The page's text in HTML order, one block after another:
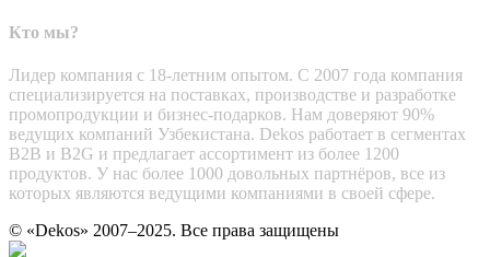
Кто мы?
Лидер компания с 18-летним опытом. С 2007 года компания
специализируется на поставках, производстве и разработке
промопродукции и бизнес-подарков. Нам доверяют 90%
ведущих компаний Узбекистана. Dekos работает в сегментах
B2B и B2G и предлагает ассортимент из более 1200
продуктов. У нас более 1000 довольных партнёров, все из
которых являются ведущими компаниями в своей сфере.
© «Dekos» 2007–2025. Все права защищены